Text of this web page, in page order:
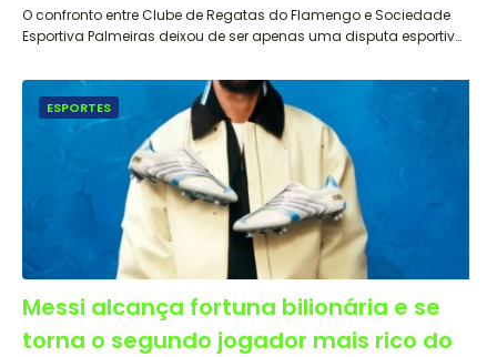
O confronto entre Clube de Regatas do Flamengo e Sociedade
Esportiva Palmeiras deixou de ser apenas uma disputa esportiv…
ESPORTES
Messi alcança fortuna bilionária e se
torna o segundo jogador mais rico do